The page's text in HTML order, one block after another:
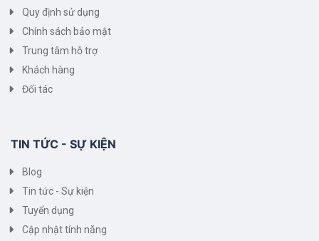
Quy định sử dụng
Chính sách bảo mật
Trung tâm hỗ trợ
Khách hàng
Đối tác
TIN TỨC - SỰ KIỆN
Blog
Tin tức - Sự kiện
Tuyển dụng
Cập nhật tính năng